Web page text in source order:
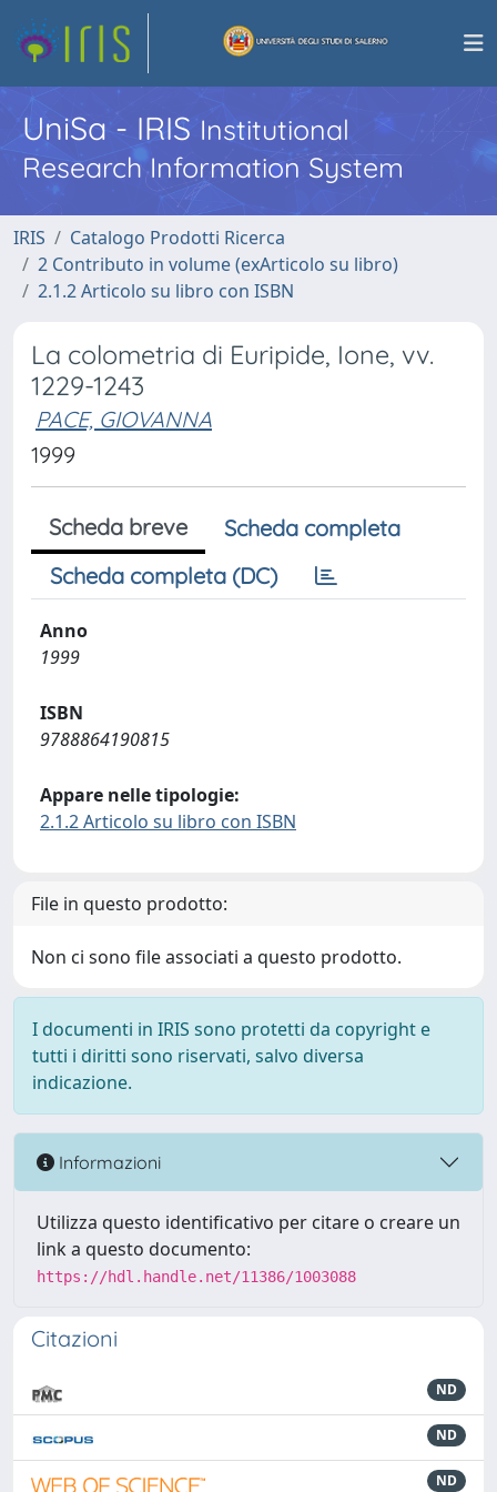
UniSa - IRISInstitutional
Research Information System
IRIS
Catalogo Prodotti Ricerca
2 Contributo in volume (exArticolo su libro)
2.1.2 Articolo su libro con ISBN
La colometria di Euripide, Ione, vv.
1229-1243
PACE, GIOVANNA
1999
Scheda breve
Scheda completa
Scheda completa (DC)
Anno
1999
ISBN
9788864190815
Appare nelle tipologie:
2.1.2 Articolo su libro con ISBN
File in questo prodotto:
Non ci sono file associati a questo prodotto.
I documenti in IRIS sono protetti da copyright e
tutti i diritti sono riservati, salvo diversa
indicazione.
Informazioni
Utilizza questo identificativo per citare o creare un
link a questo documento:
https://hdl.handle.net/11386/1003088
Citazioni
ND
ND
ND